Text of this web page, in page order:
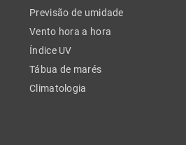
Previsão de umidade
Vento hora a hora
Índice UV
Tábua de marés
Climatologia